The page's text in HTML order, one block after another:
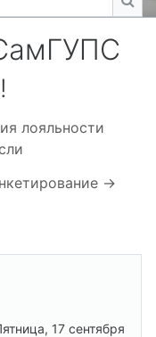
лояльности
→
17 сентября